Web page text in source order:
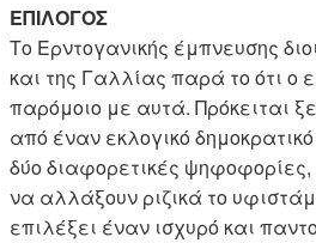
ΕΠΙΛΟΓΟΣ
Το Ερντογανικής έμπνευσης
και της Γαλλίας παρά το ότι ο
παρόμοιο με αυτά. Πρόκειται
από έναν εκλογικό
δύο διαφορετικές ψηφοφορίες,
να αλλάξουν ριζικά το
επιλέξει έναν ισχυρό και